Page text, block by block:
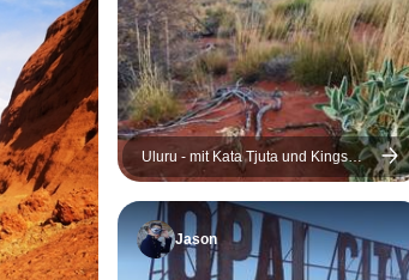
der beste Abend! Ich
habe das Gefühl, dass ich
mit vielen neuen Freunden
nach Hause gegangen bin!
kann diese Tour und
nur empfehlen.Uluru - mit Kata Tjuta und Kings
Canyon - Öko - Zelt (Alice Springs -
Alice Springs)
Jason